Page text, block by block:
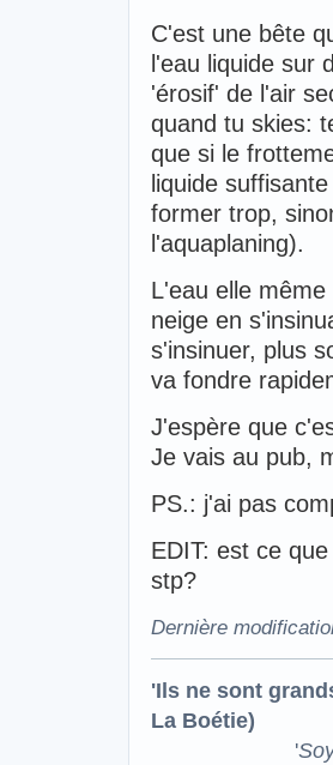
C'est une bête
l'eau liquide sur
'érosif' de l'air
quand tu skies:
que si le
liquide
former trop,
l'aquaplaning).
L'eau elle
neige en
s'insinuer, plus
va fondre
J'espère que
Je vais au pub,
PS.: j'ai pas
EDIT: est ce
stp?
Dernière
'Ils ne sont
La Boétie)
'